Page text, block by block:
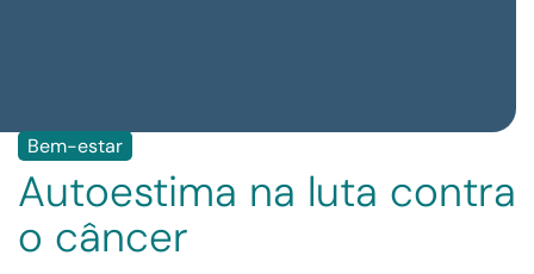
Bem-estar
Autoestima na luta contra
o câncer